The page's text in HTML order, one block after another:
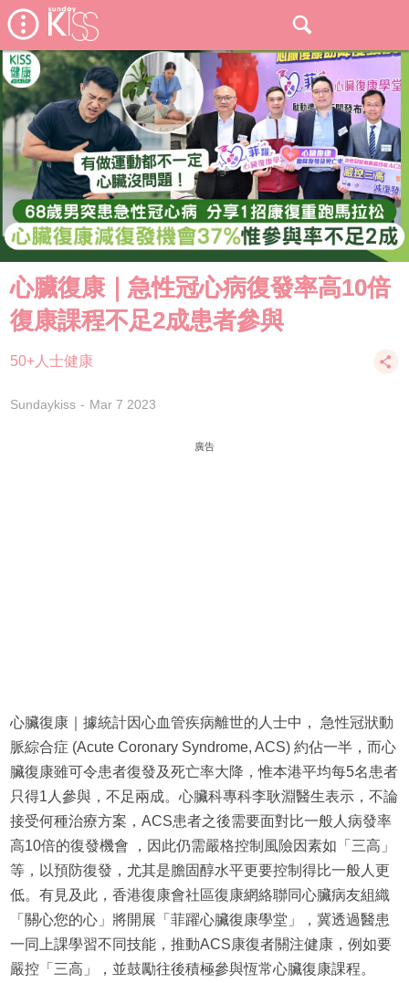
心臟復康｜急性冠心病復發率高10倍
復康課程不足2成患者參與
50+人士健康
Sundaykiss Mar 7 2023
廣告
心臟復康｜據統計因心血管疾病離世的人士中， 急性冠狀動
脈綜合症 (Acute Coronary Syndrome, ACS) 約佔一半，而心
臟復康雖可令患者復發及死亡率大降，惟本港平均每5名患者
只得1人參與，不足兩成。心臟科專科李耿淵醫生表示，不論
接受何種治療方案，ACS患者之後需要面對比一般人病發率
高10倍的復發機會 ，因此仍需嚴格控制風險因素如「三高」
等，以預防復發，尤其是膽固醇水平更要控制得比一般人更
低。有見及此，香港復康會社區復康網絡聯同心臟病友組織
「關心您的心」將開展「菲躍心臟復康學堂」，冀透過醫患
一同上課學習不同技能，推動ACS康復者關注健康，例如要
嚴控「三高」，並鼓勵往後積極參與恆常心臟復康課程。